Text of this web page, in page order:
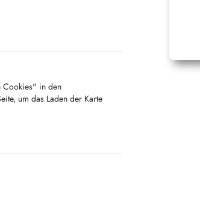
Cookies" in den
um das Laden der Karte